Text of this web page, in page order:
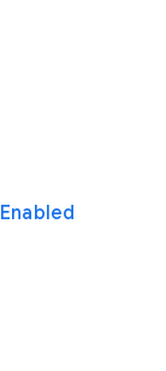
Enabled